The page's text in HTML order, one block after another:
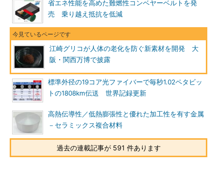
省エネ性能を高めた難燃性コンベヤーベルトを発
売 乗り越え抵抗を低減
江崎グリコが人体の老化を防ぐ新素材を開発 大
阪・関西万博で披露
標準外径の19コア光ファイバーで毎秒1.02ペタビッ
トの1808km伝送 世界記録更新
高熱伝導性／低熱膨張性と優れた加工性を有す金属
－セラミックス複合材料
過去の連載記事が 591 件あります